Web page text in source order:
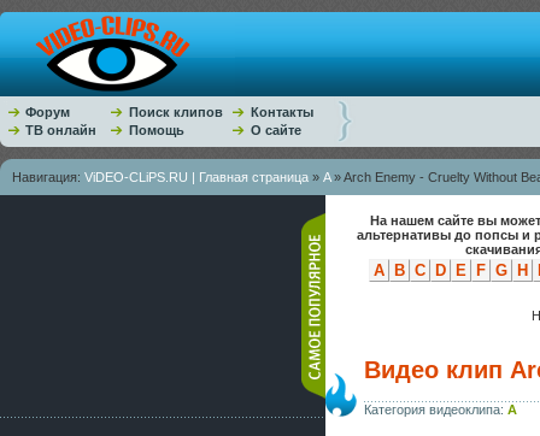
Форум Поиск клипов
Контакты
ТВ онлайн
Помощь О сайте
Навигация: ViDEO-CLiPS.RU | Главная страница » A» Arch Enemy - Cruelty Without
На нашем сайте вы
альтернативы до попсы и
A B C D E F G H
Видео клип
Категория видеоклипа: A